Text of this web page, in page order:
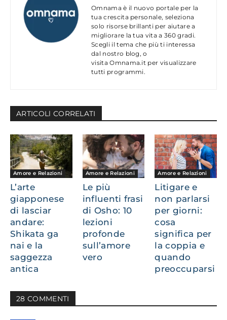
Omnama è il nuovo portale per la
tua crescita personale, seleziona
solo risorse brillanti per aiutare a
migliorare la tua vita a 360 gradi.
Scegli il tema che più ti interessa
dal nostro blog, o
visita Omnama.it per visualizzare
tutti programmi.
ARTICOLl CORRELATI
Amore e Relazioni
L’arte
giapponese
di lasciar
andare:
Shikata ga
nai e la
saggezza
antica
Amore e Relazioni
Le più
influenti frasi
di Osho: 10
lezioni
profonde
sull’amore
vero
Amore e Relazioni
Litigare e
non parlarsi
per giorni:
cosa
significa per
la coppia e
quando
preoccuparsi
28 COMMENTI